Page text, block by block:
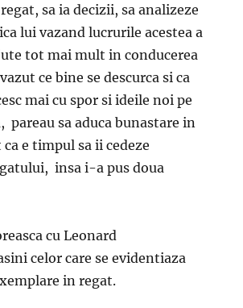
sa ia decizii, sa analizeze
lui vazand lucrurile acestea a
tot mai mult in conducerea
ce bine se descurca si ca
mai cu spor si ideile noi pe
pareau sa aduca bunastare in
e timpul sa ii cedeze
insa i-a pus doua
cu Leonard
celor care se evidentiaza
in regat.